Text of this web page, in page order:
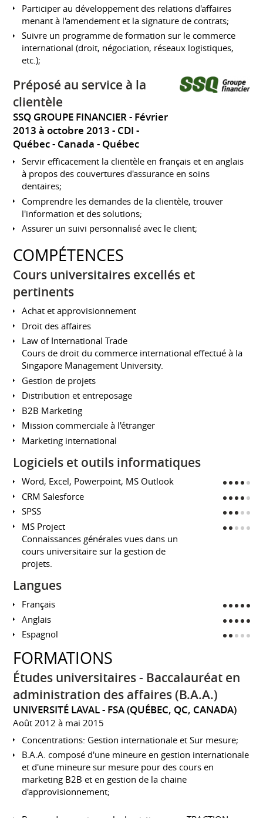
Participer au développement des relations d'affaires
menant à l'amendement et la signature de contrats;
Suivre un programme de formation sur le commerce
international (droit, négociation, réseaux logistiques,
etc.);
Préposé au service à la
clientèle
SSQ GROUPE FINANCIER
Février
2013 à octobre 2013 CDI
Québec
Canada - Québec
Servir efficacement la clientèle en français et en anglais
à propos des couvertures d'assurance en soins
dentaires;
Comprendre les demandes de la clientèle, trouver
l'information et des solutions;
Assurer un suivi personnalisé avec le client;
COMPÉTENCES
Cours universitaires excellés et
pertinents
Achat et approvisionnement
Droit des affaires
Law of International Trade
Cours de droit du commerce international effectué à la
Singapore Management University.
Gestion de projets
Distribution et entreposage
B2B Marketing
Mission commerciale à l'étranger
Marketing international
Logiciels et outils informatiques
Word, Excel, Powerpoint, MS Outlook
CRM Salesforce
SPSS
MS Project
Connaissances générales vues dans un
cours universitaire sur la gestion de
projets.
Langues
Français
Anglais
Espagnol
FORMATIONS
Études universitaires - Baccalauréat en
administration des affaires (B.A.A.)
UNIVERSITÉ LAVAL - FSA (QUÉBEC, QC, CANADA)
Août 2012 à mai 2015
Concentrations: Gestion internationale et Sur mesure;
B.A.A. composé d'une mineure en gestion internationale
et d'une mineure sur mesure pour des cours en
marketing B2B et en gestion de la chaine
d'approvisionnement;